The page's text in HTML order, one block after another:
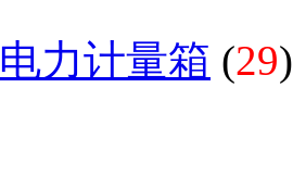
电力计量箱 (29)